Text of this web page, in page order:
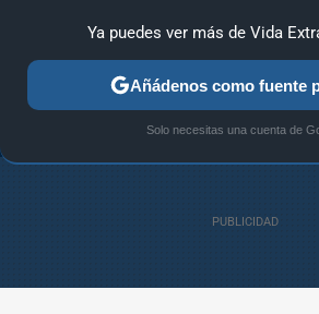
ANÁLISIS GUÍAS Y TRUCOS PC
Ya puedes ver más de Vida
Añádenos como fuente
Solo necesitas una cuenta de